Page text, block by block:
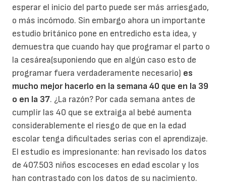
esperar el inicio del parto puede ser más arriesgado,
o más incómodo. Sin embargo ahora un importante
estudio británico pone en entredicho esta idea, y
demuestra que cuando hay que programar el parto o
la cesárea(suponiendo que en algún caso esto de
programar fuera verdaderamente necesario) es
mucho mejor hacerlo en la semana 40 que en la 39
o en la 37. ¿La razón? Por cada semana antes de
cumplir las 40 que se extraiga al bebé aumenta
considerablemente el riesgo de que en la edad
escolar tenga dificultades serias con el aprendizaje.
El estudio es impresionante: han revisado los datos
de 407.503 niños escoceses en edad escolar y los
han contrastado con los datos de su nacimiento.